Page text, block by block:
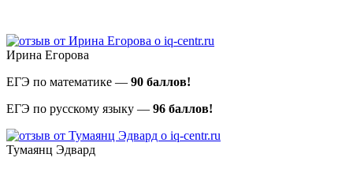
Ирина Егорова
ЕГЭ по математике — 90 баллов!
ЕГЭ по русскому языку — 96 баллов!
Тумаянц Эдвард